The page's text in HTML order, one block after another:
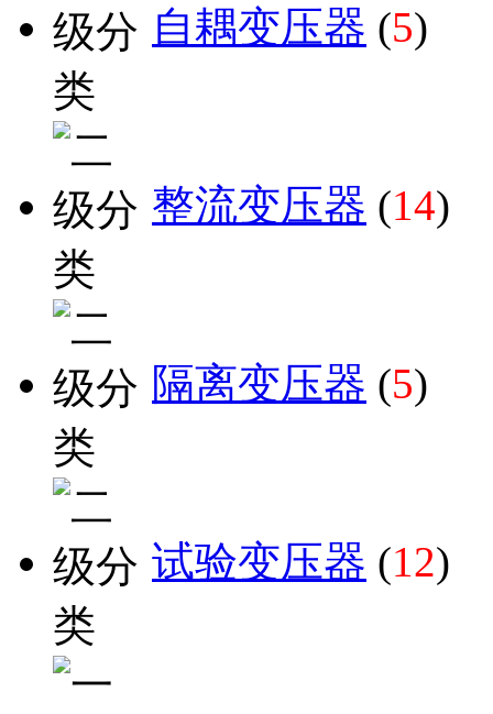
自耦变压器 (5)
整流变压器 (14)
隔离变压器 (5)
试验变压器 (12)